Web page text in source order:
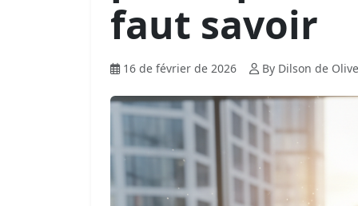
faut savoir
16 de février de 2026 By Dilson de